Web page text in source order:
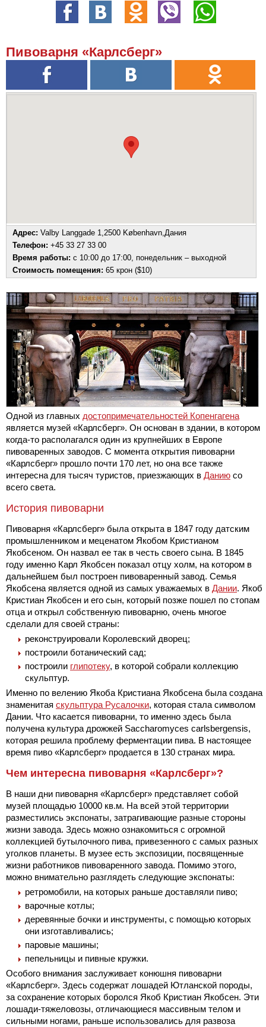
Пивоварня «Карлсберг»
Адрес: Valby Langgade 1,2500 København,Дания
Телефон: +45 33 27 33 00
Время работы: с 10:00 до 17:00, понедельник – выходной
Стоимость помещения: 65 крон ($10)
Одной из главных достопримечательностей Копенгагена
является музей «Карлсберг». Он основан в здании, в котором
когда-то располагался один из крупнейших в Европе
пивоваренных заводов. С момента открытия пивоварни
«Карлсберг» прошло почти 170 лет, но она все также
интересна для тысяч туристов, приезжающих в Данию со
всего света.
История пивоварни
Пивоварня «Карлсберг» была открыта в 1847 году датским
промышленником и меценатом Якобом Кристианом
Якобсеном. Он назвал ее так в честь своего сына. В 1845
году именно Карл Якобсен показал отцу холм, на котором в
дальнейшем был построен пивоваренный завод. Семья
Якобсена является одной из самых уважаемых в Дании. Якоб
Кристиан Якобсен и его сын, который позже пошел по стопам
отца и открыл собственную пивоварню, очень многое
сделали для своей страны:
реконструировали Королевский дворец;
построили ботанический сад;
построили глипотеку, в которой собрали коллекцию
скульптур.
Именно по велению Якоба Кристиана Якобсена была создана
знаменитая скульптура Русалочки, которая стала символом
Дании. Что касается пивоварни, то именно здесь была
получена культура дрожжей Saccharomyces carlsbergensis,
которая решила проблему ферментации пива. В настоящее
время пиво «Карлсберг» продается в 130 странах мира.
Чем интересна пивоварня «Карлсберг»?
В наши дни пивоварня «Карлсберг» представляет собой
музей площадью 10000 кв.м. На всей этой территории
разместились экспонаты, затрагивающие разные стороны
жизни завода. Здесь можно ознакомиться с огромной
коллекцией бутылочного пива, привезенного с самых разных
уголков планеты. В музее есть экспозиции, посвященные
жизни работников пивоваренного завода. Помимо этого,
можно внимательно разглядеть следующие экспонаты:
ретромобили, на которых раньше доставляли пиво;
варочные котлы;
деревянные бочки и инструменты, с помощью которых
они изготавливались;
паровые машины;
пепельницы и пивные кружки.
Особого внимания заслуживает конюшня пивоварни
«Карлсберг». Здесь содержат лошадей Ютланской породы,
за сохранение которых боролся Якоб Кристиан Якобсен. Эти
лошади-тяжеловозы, отличающиеся массивным телом и
сильными ногами, раньше использовались для развоза